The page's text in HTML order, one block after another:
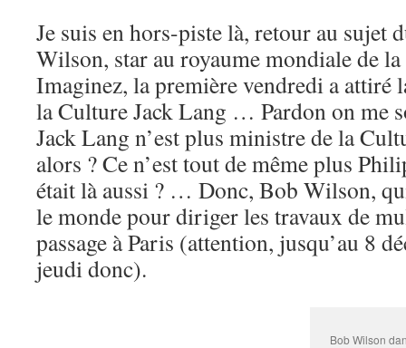
Je suis en hors-piste là, retour au sujet
Wilson, star au royaume mondiale de la
Imaginez, la première vendredi a attiré
la Culture Jack Lang … Pardon on me
Jack Lang n’est plus ministre de la
alors ? Ce n’est tout de même plus
était là aussi ? … Donc, Bob Wilson,
le monde pour diriger les travaux de
passage à Paris (attention, jusqu’au 8
jeudi donc).
Bob Wilson